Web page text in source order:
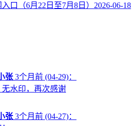
口（6月22日至7月8日） 2026-06-18
张 3个月前 (04-29)：
水印，再次感谢
张 3个月前 (04-27)：